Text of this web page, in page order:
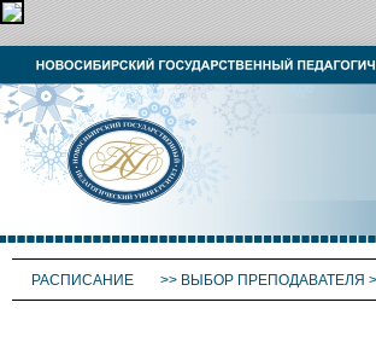
РАСПИСАНИЕ >> ВЫБОР ПРЕПОДАВАТЕЛЯ